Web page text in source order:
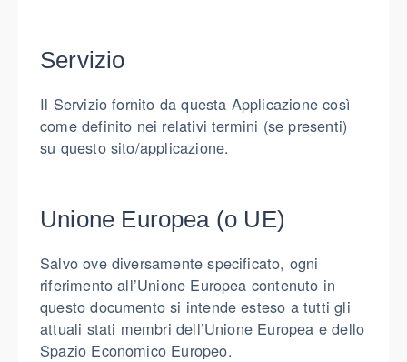
Servizio
Il Servizio fornito da questa Applicazione così
come definito nei relativi termini (se presenti)
su questo sito/applicazione.
Unione Europea (o UE)
Salvo ove diversamente specificato, ogni
riferimento all’Unione Europea contenuto in
questo documento si intende esteso a tutti gli
attuali stati membri dell’Unione Europea e dello
Spazio Economico Europeo.